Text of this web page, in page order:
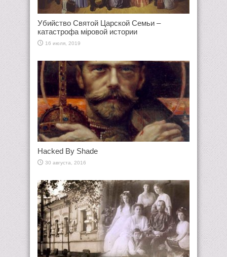
Убийство Святой Царской Семьи –
катастрофа мiровой истории
16 июля, 2019
Hacked By Shade
30 августа, 2016